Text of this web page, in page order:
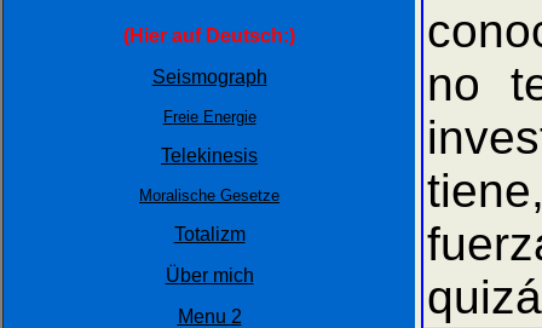
(Hier auf Deutsch:)
Seismograph
Freie Energie
Telekinesis
Moralische Gesetze
Totalizm
Über mich
Menu 2
no